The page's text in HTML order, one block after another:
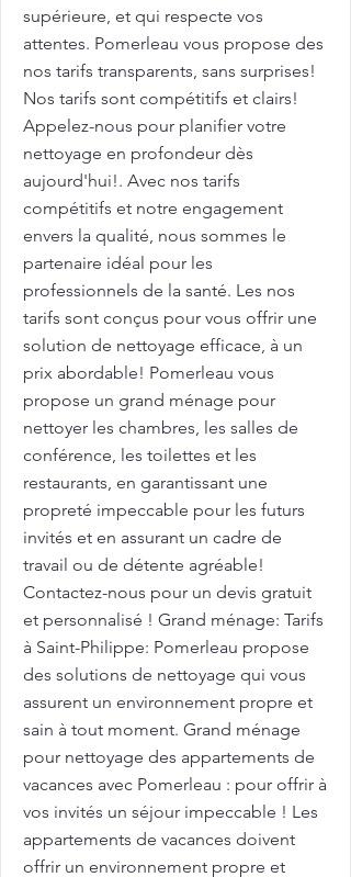
supérieure, et qui respecte vos
attentes. Pomerleau vous propose des
nos tarifs transparents, sans surprises!
Nos tarifs sont compétitifs et clairs!
Appelez-nous pour planifier votre
nettoyage en profondeur dès
aujourd'hui!. Avec nos tarifs
compétitifs et notre engagement
envers la qualité, nous sommes le
partenaire idéal pour les
professionnels de la santé. Les nos
tarifs sont conçus pour vous offrir une
solution de nettoyage efficace, à un
prix abordable! Pomerleau vous
propose un grand ménage pour
nettoyer les chambres, les salles de
conférence, les toilettes et les
restaurants, en garantissant une
propreté impeccable pour les futurs
invités et en assurant un cadre de
travail ou de détente agréable!
Contactez-nous pour un devis gratuit
et personnalisé ! Grand ménage: Tarifs
à Saint-Philippe: Pomerleau propose
des solutions de nettoyage qui vous
assurent un environnement propre et
sain à tout moment. Grand ménage
pour nettoyage des appartements de
vacances avec Pomerleau : pour offrir à
vos invités un séjour impeccable ! Les
appartements de vacances doivent
offrir un environnement propre et